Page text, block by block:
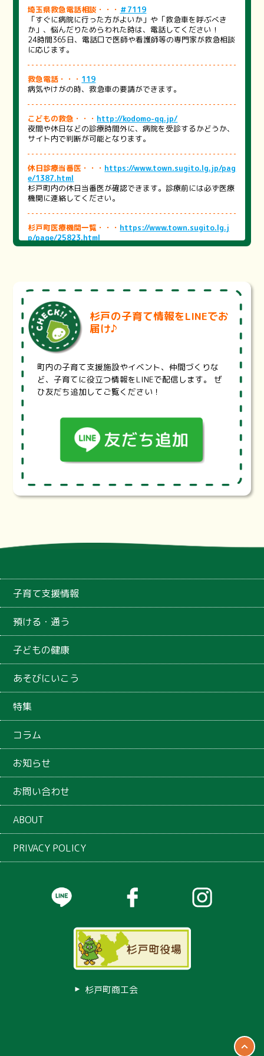
埼玉県救急電話相談・・・ ＃7119
「すぐに病院に行った方がよいか」や「救急車を呼ぶべき
か」、悩んだりためらわれた時は、電話してください！
24時間365日、電話口で医師や看護師等の専門家が救急相談
に応じます。
救急電話・・・ 119
病気やけがの時、救急車の要請ができます。
こどもの救急・・・ http://kodomo-qq.jp/
夜間や休日などの診療時間外に、病院を受診するかどうか、
サイト内で判断が可能となります。
休日診療当番医・・・ https://www.town.sugito.lg.jp/pag
e/1387.html
杉戸町内の休日当番医が確認できます。診療前には必ず医療
機関に連絡してください。
杉戸町医療機関一覧・・・ https://www.town.sugito.lg.j
p/page/25823.html
町内の医療機関をまとめました。医療機関を探す際にご活用
埼玉県医療機能情報提供システム・・・
itama.lg.jp/
診療科目、診療曜日・時間、地域、最寄り駅から医療機関や
薬局を検索することが出来ます。また、設備や体制、対応で
きる治療内容などの項目で検索することもできます。
埼玉県耳鼻咽喉科休日救急診療・・・https://www.pref.sai
tama.lg.jp/a0703/jibika.html
埼玉県では、救急医療のうち、休日に救急電話相談で受診先
区の輪番体制による初期救急と、初期医療機関では対応が難
しい重症患者を診療する二次救急を整備する事業を実施して
杉戸の子育て情報をLINEでお
届け♪
町内の子育て支援施設やイベント、仲間づくりな
ど、子育てに役立つ情報をLINEで配信します。 ぜ
ひ友だち追加してご覧ください！
子育て支援情報
預ける・通う
子どもの健康
あそびにいこう
特集
コラム
お知らせ
お問い合わせ
ABOUT
PRIVACY POLICY
杉戸町商工会